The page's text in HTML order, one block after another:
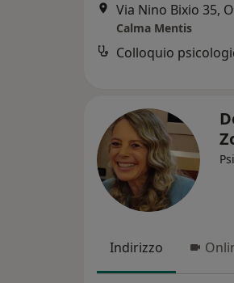
Via Nino Bixio 35,
Calma Mentis
Colloquio
Indirizzo